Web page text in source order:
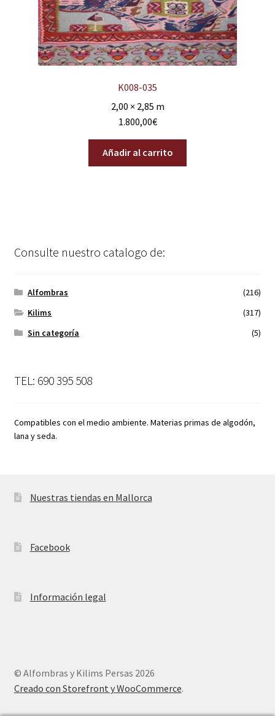
K008-035
2,00 × 2,85 m
1.800,00€
Añadir al carrito
Consulte nuestro catalogo de:
Alfombras
(216)
Kilims
(317)
Sin categoría
(5)
TEL: 690 395 508
Compatibles con el medio ambiente. Materias primas de algodón,
lana y seda.
Nuestras tiendas en Mallorca
Facebook
Información legal
© Alfombras y Kilims Persas 2026
Creado con Storefront y WooCommerce.